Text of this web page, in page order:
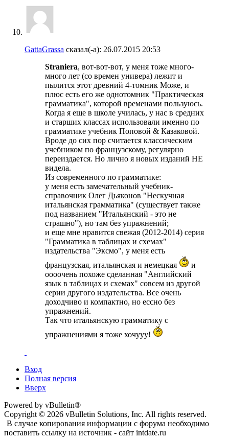
GattaGrassa сказал(-а): 26.07.2015 20:53
Straniera, вот-вот-вот, у меня тоже много-
много лет (со времен универа) лежит и
пылится этот древний 4-томник Може, и
плюс есть его же однотомник "Практическая
грамматика", которой временами пользуюсь.
Когда я еще в школе училась, у нас в средних
и старших классах использовали именно по
грамматике учебник Поповой & Казаковой.
Вроде до сих пор считается классическим
учебником по французскому, регулярно
переиздается. Но лично я новых изданий НЕ
видела.
Из современного по грамматике:
у меня есть замечательный учебник-
справочник Олег Дьяконов "Нескучная
итальянская грамматика" (существует также
под названием "Итальянский - это не
страшно"), но там без упражнений;
и еще мне нравится свежая (2012-2014) серия
"Грамматика в таблицах и схемах"
издательства "Эксмо", у меня есть
французская, итальянская и немецкая
и
оооочень похоже сделанная "Английский
язык в таблицах и схемах" совсем из другой
серии другого издательства. Все очень
доходчиво и компактно, но ессно без
упражнений.
Так что итальянскую грамматику с
упражнениями я тоже хочууу!
Вход
Полная версия
Вверх
Powered by vBulletin®
Copyright © 2026 vBulletin Solutions, Inc. All rights reserved.
В случае копирования информации с форума необходимо
поставить ссылку на источник - сайт intdate.ru